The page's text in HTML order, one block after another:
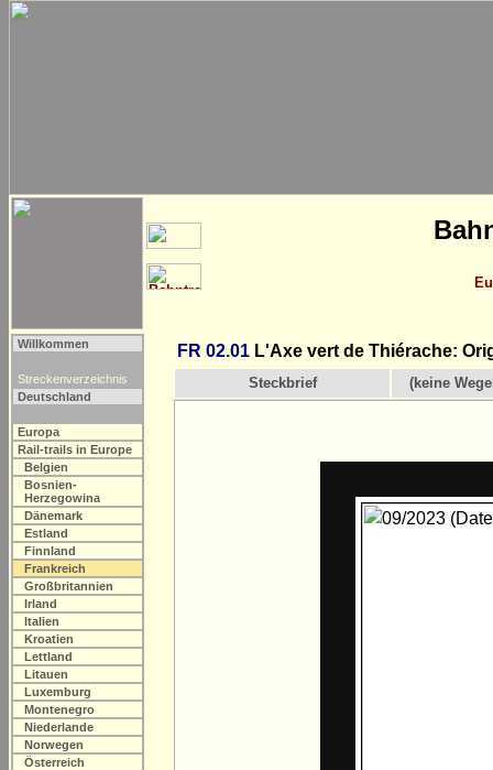
Willkommen
Streckenverzeichnis
Deutschland
Europa
Rail-trails in Europe
Belgien
Bosnien-
Herzegowina
Dänemark
Estland
Finnland
Frankreich
Großbritannien
Irland
Italien
Kroatien
Lettland
Litauen
Luxemburg
Montenegro
Niederlande
Norwegen
Österreich
FR 02.01 L'Axe vert de Thiérache:
Steckbrief (keine